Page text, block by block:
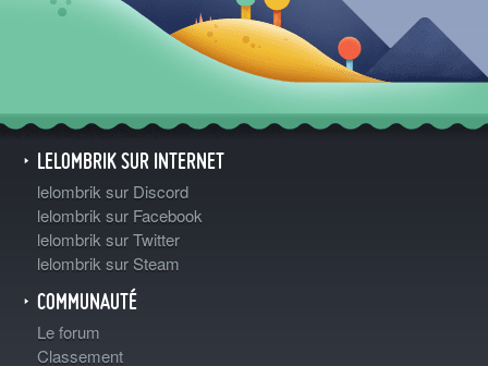
LELOMBRIK SUR INTERNET
lelombrik sur Discord
lelombrik sur Facebook
lelombrik sur Twitter
lelombrik sur Steam
COMMUNAUTÉ
Le forum
Classement